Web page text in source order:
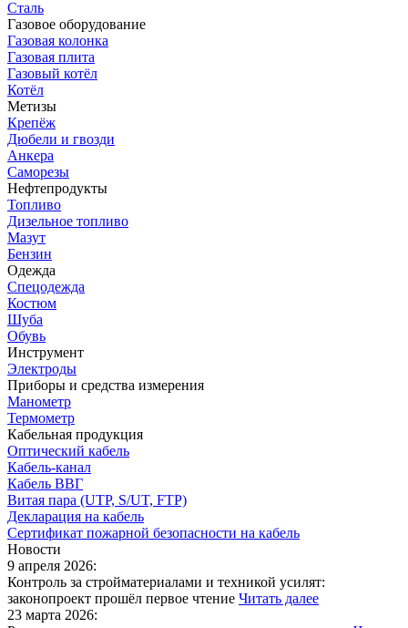
Сталь
Газовое оборудование
Газовая колонка
Газовая плита
Газовый котёл
Котёл
Метизы
Крепёж
Дюбели и гвозди
Анкера
Саморезы
Нефтепродукты
Топливо
Дизельное топливо
Мазут
Бензин
Одежда
Спецодежда
Костюм
Шуба
Обувь
Инструмент
Электроды
Приборы и средства измерения
Манометр
Термометр
Кабельная продукция
Оптический кабель
Кабель-канал
Кабель ВВГ
Витая пара (UTP, S/UT, FTP)
Декларация на кабель
Сертификат пожарной безопасности на кабель
Новости
9 апреля 2026:
Контроль за стройматериалами и техникой усилят:
законопроект прошёл первое чтение Читать далее
23 марта 2026: